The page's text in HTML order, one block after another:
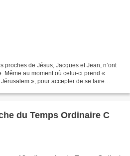
proches de Jésus, Jacques et Jean, n’ont
Même au moment où celui-ci prend «
», pour accepter de se faire
du Temps Ordinaire C